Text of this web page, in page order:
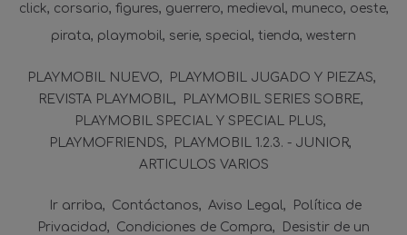
click corsario figures guerrero medieval muneco oeste
pirata playmobil serie special tienda western
PLAYMOBIL NUEVO
PLAYMOBIL JUGADO Y PIEZAS
REVISTA PLAYMOBIL
PLAYMOBIL SERIES SOBRE
PLAYMOBIL SPECIAL Y SPECIAL PLUS
PLAYMOFRIENDS
PLAYMOBIL 1.2.3. - JUNIOR
ARTICULOS VARIOS
Ir arriba Contáctanos Aviso Legal
Política de
Privacidad
Condiciones de Compra
Desistir de un